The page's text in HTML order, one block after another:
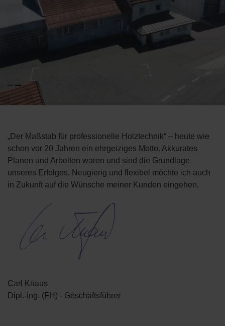
„Der Maßstab für professionelle Holztechnik“ – heute wie
schon vor 20 Jahren ein ehrgeiziges Motto. Akkurates
Planen und Arbeiten waren und sind die Grundlage
unseres Erfolges. Neugierig und flexibel möchte ich auch
in Zukunft auf die Wünsche meiner Kunden eingehen.
Carl Knaus
Dipl.-Ing. (FH) - Geschäftsführer